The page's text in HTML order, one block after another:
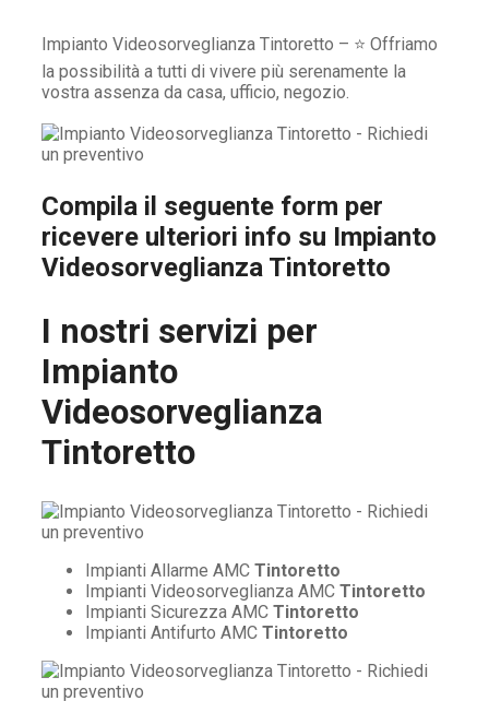
Impianto Videosorveglianza Tintoretto – ⭐ Offriamo
la possibilità a tutti di vivere più serenamente la
vostra assenza da casa, ufficio, negozio.
Compila il seguente form per
ricevere ulteriori info su Impianto
Videosorveglianza Tintoretto
I nostri servizi per
Impianto
Videosorveglianza
Tintoretto
Impianti Allarme AMC Tintoretto
Impianti Videosorveglianza AMC Tintoretto
Impianti Sicurezza AMC Tintoretto
Impianti Antifurto AMC Tintoretto